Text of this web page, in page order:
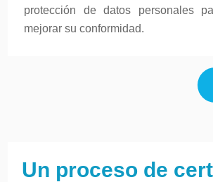
protección de datos personales
mejorar su conformidad.
Un proceso de